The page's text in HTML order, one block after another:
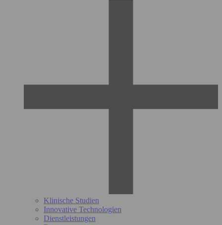
Klinische Studien
Innovative Technologien
Dienstleistungen